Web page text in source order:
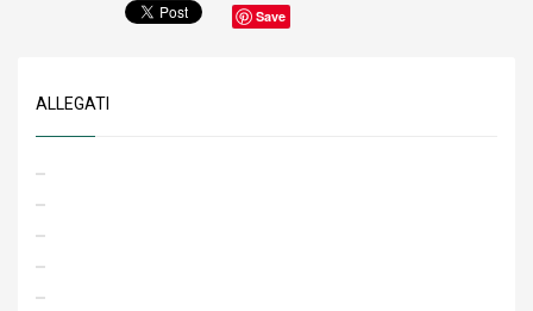
Save
ALLEGATI